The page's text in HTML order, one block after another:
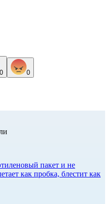
0 0
пакет и не
как пробка, блестит как